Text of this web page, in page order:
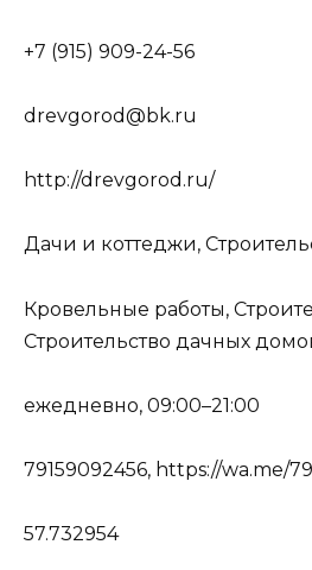
+7 (915) 909-24-56
drevgorod@bk.ru
http://drevgorod.ru/
Дачи и коттеджи,
Кровельные работы,
Строительство дачных
ежедневно, 09:00–21:00
79159092456, https://wa.me/
57.732954